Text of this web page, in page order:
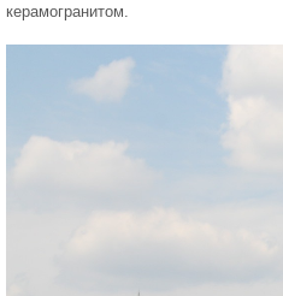
керамогранитом.